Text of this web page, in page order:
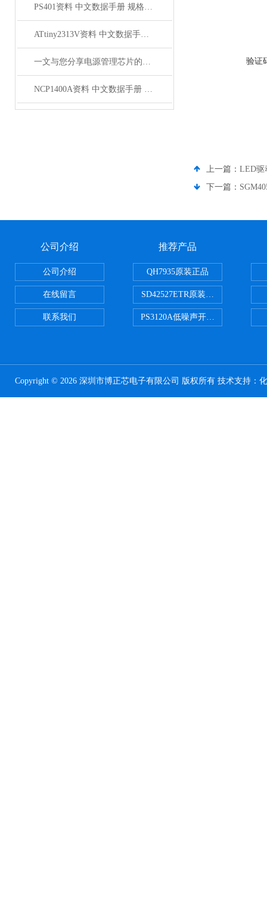
PS401资料 中文数据手册 规格书 PDF
ATtiny2313V资料 中文数据手册 规格书 PDF
一文与您分享电源管理芯片的维护保养方法
NCP1400A资料 中文数据手册 规格书 PDF
验证
上一篇： LED驱
下一篇：
公司介绍
公司介绍
在线留言
联系我们
推荐产品
QH7935原装正品
SD42527ETR原装正品
PS3120A低噪声开关电容器原装正
Copyright © 2026 深圳市博正芯电子有限公司 版权所有 技术支持：